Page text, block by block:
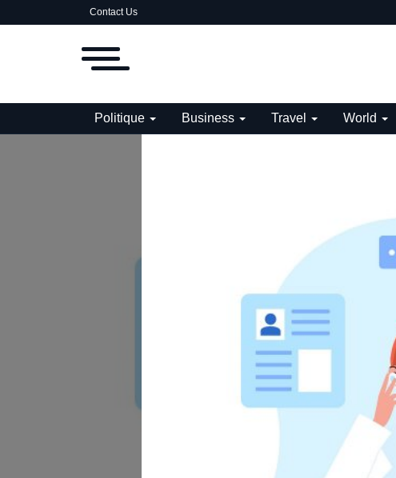
Contact Us
Politique Business Travel World